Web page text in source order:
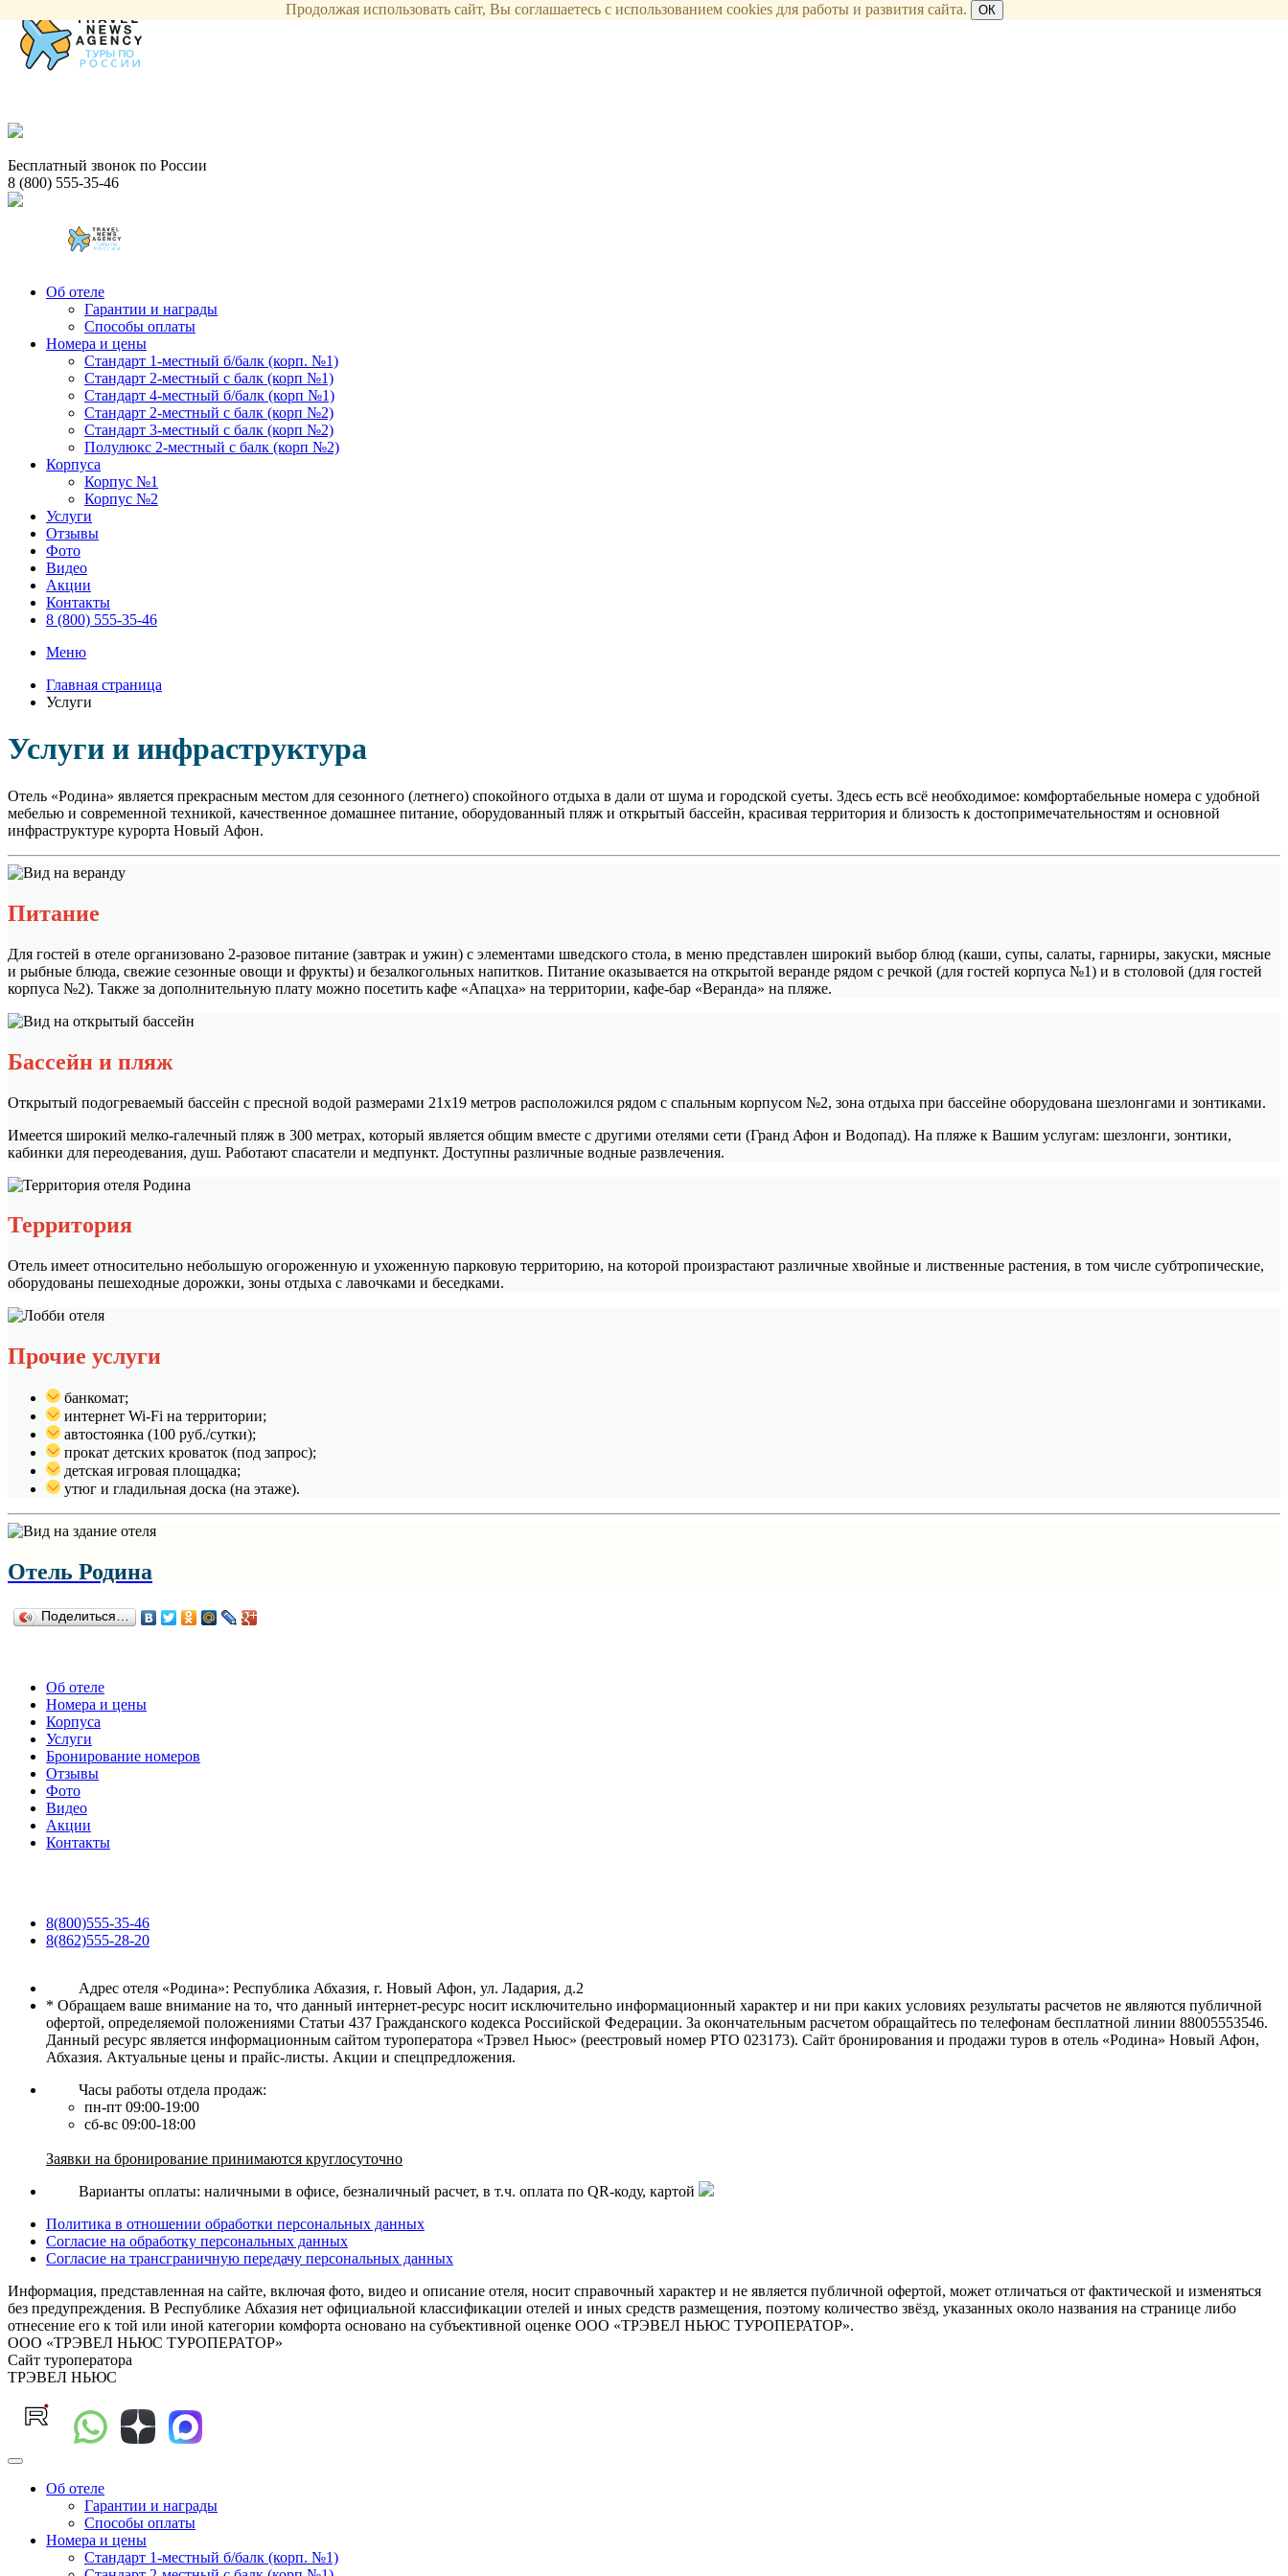
Бесплатный звонок по России
8 (800) 555-35-46
Об отеле
Гарантии и награды
Способы оплаты
Номера и цены
Стандарт 1-местный б/балк (корп. №1)
Стандарт 2-местный с балк (корп №1)
Стандарт 4-местный б/балк (корп №1)
Стандарт 2-местный с балк (корп №2)
Стандарт 3-местный с балк (корп №2)
Полулюкс 2-местный с балк (корп №2)
Корпуса
Корпус №1
Корпус №2
Услуги
Отзывы
Фото
Видео
Акции
Контакты
8 (800) 555-35-46
Меню
Главная страница
Услуги
Услуги и инфраструктура
Отель «Родина» является прекрасным местом для сезонного (летнего) спокойного отдыха в дали от шума и городской суеты. Здесь есть всё необходимое: комфортабельные номера с удобной
мебелью и современной техникой, качественное домашнее питание, оборудованный пляж и открытый бассейн, красивая территория и близость к достопримечательностям и основной
инфраструктуре курорта Новый Афон.
Питание
Для гостей в отеле организовано 2-разовое питание (завтрак и ужин) с элементами шведского стола, в меню представлен широкий выбор блюд (каши, супы, салаты, гарниры, закуски, мясные
и рыбные блюда, свежие сезонные овощи и фрукты) и безалкогольных напитков. Питание оказывается на открытой веранде рядом с речкой (для гостей корпуса №1) и в столовой (для гостей
корпуса №2). Также за дополнительную плату можно посетить кафе «Апацха» на территории, кафе-бар «Веранда» на пляже.
Бассейн и пляж
Открытый подогреваемый бассейн с пресной водой размерами 21х19 метров расположился рядом с спальным корпусом №2, зона отдыха при бассейне оборудована шезлонгами и зонтиками.
Имеется широкий мелко-галечный пляж в 300 метрах, который является общим вместе с другими отелями сети (Гранд Афон и Водопад). На пляже к Вашим услугам: шезлонги, зонтики,
кабинки для переодевания, душ. Работают спасатели и медпункт. Доступны различные водные развлечения.
Территория
Отель имеет относительно небольшую огороженную и ухоженную парковую территорию, на которой произрастают различные хвойные и лиственные растения, в том числе субтропические,
оборудованы пешеходные дорожки, зоны отдыха с лавочками и беседками.
Прочие услуги
банкомат;
интернет Wi-Fi на территории;
автостоянка (100 руб./сутки);
прокат детских кроваток (под запрос);
детская игровая площадка;
утюг и гладильная доска (на этаже).
Отель Родина
Поделиться…
Об отеле
Номера и цены
Корпуса
Услуги
Бронирование номеров
Отзывы
Фото
Видео
Акции
Контакты
8(800)555-35-46
8(862)555-28-20
Адрес отеля «Родина»: Республика Абхазия, г. Новый Афон, ул. Ладария, д.2
* Обращаем ваше внимание на то, что данный интернет-ресурс носит исключительно информационный характер и ни при каких условиях результаты расчетов не являются публичной
офертой, определяемой положениями Статьи 437 Гражданского кодекса Российской Федерации. За окончательным расчетом обращайтесь по телефонам бесплатной линии 88005553546.
Данный ресурс является информационным сайтом туроператора «Трэвел Ньюс» (реестровый номер РТО 023173). Сайт бронирования и продажи туров в отель «Родина» Новый Афон,
Абхазия. Актуальные цены и прайс-листы. Акции и спецпредложения.
Часы работы отдела продаж:
пн-пт 09:00-19:00
сб-вс 09:00-18:00
Заявки на бронирование принимаются круглосуточно
Варианты оплаты: наличными в офисе, безналичный расчет, в т.ч. оплата по QR-коду, картой
Политика в отношении обработки персональных данных
Согласие на обработку персональных данных
Согласие на трансграничную передачу персональных данных
Информация, представленная на сайте, включая фото, видео и описание отеля, носит справочный характер и не является публичной офертой, может отличаться от фактической и изменяться
без предупреждения. В Республике Абхазия нет официальной классификации отелей и иных средств размещения, поэтому количество звёзд, указанных около названия на странице либо
отнесение его к той или иной категории комфорта основано на субъективной оценке ООО «ТРЭВЕЛ НЬЮС ТУРОПЕРАТОР».
ООО «ТРЭВЕЛ НЬЮС ТУРОПЕРАТОР»
Сайт туроператора
ТРЭВЕЛ НЬЮС
Об отеле
Гарантии и награды
Способы оплаты
Номера и цены
Стандарт 1-местный б/балк (корп. №1)
Продолжая использовать сайт, Вы соглашаетесь с использованием cookies для работы и развития сайта. ОК